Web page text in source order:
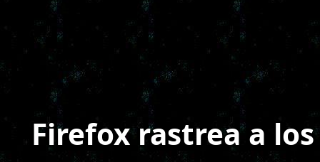
Firefox rastrea a